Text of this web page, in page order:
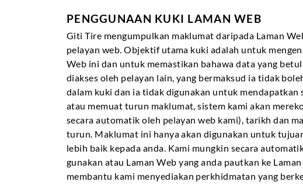
PENGGUNAAN KUKI LAMAN WEB
Giti Tire mengumpulkan maklumat daripada Laman
pelayan web. Objektif utama kuki adalah untuk
Web ini dan untuk memastikan bahawa data yang
diakses oleh pelayan lain, yang bermaksud ia tidak
dalam kuki dan ia tidak digunakan untuk
atau memuat turun maklumat, sistem kami akan
secara automatik oleh pelayan web kami), tarikh dan
turun. Maklumat ini hanya akan digunakan untuk
lebih baik kepada anda. Kami mungkin secara
gunakan atau Laman Web yang anda pautkan ke
membantu kami menyediakan perkhidmatan yang